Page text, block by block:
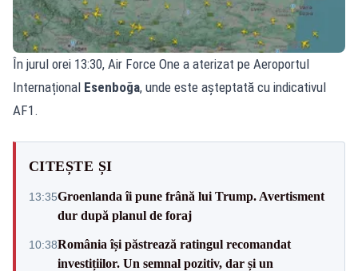
În jurul orei 13:30, Air Force One a aterizat pe Aeroportul
Internațional Esenboğa, unde este așteptată cu indicativul
AF1.
CITEȘTE ȘI
13:35Groenlanda îi pune frână lui Trump. Avertisment
dur după planul de foraj
10:38România își păstrează ratingul recomandat
investițiilor. Un semnal pozitiv, dar și un